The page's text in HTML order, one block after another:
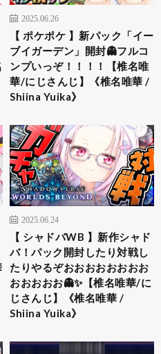
2025.06.26
【 ポケポケ 】新パック「イー
ブイガーデン」開封👻フルコ
ンプいっぞ！！！！【椎名唯
華/にじさんじ】《椎名唯華 /
Shiina Yuika》
2025.06.24
【 シャドバWB 】新作シャド
バ！パック開封したり対戦し
たりやるぞおおおおおおおお
おおおおお👻✨【椎名唯華/に
じさんじ】《椎名唯華 /
Shiina Yuika》